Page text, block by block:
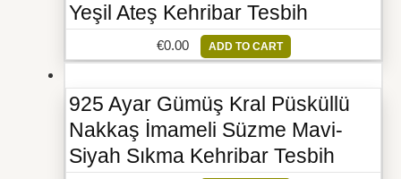
Yeşil Ateş Kehribar Tesbih
€0.00 ADD TO CART
925 Ayar Gümüş Kral Püsküllü
Nakkaş İmameli Süzme Mavi-
Siyah Sıkma Kehribar Tesbih